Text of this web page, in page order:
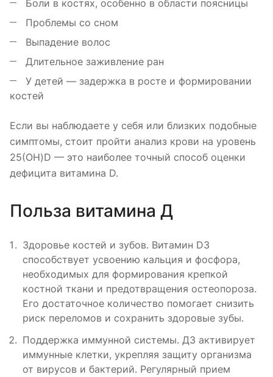
Боли в костях, особенно в области поясницы
Проблемы со сном
Выпадение волос
Длительное заживление ран
У детей — задержка в росте и формировании
костей
Если вы наблюдаете у себя или близких подобные
симптомы, стоит пройти анализ крови на уровень
25(OH)D — это наиболее точный способ оценки
дефицита витамина D.
Польза витамина Д
Здоровье костей и зубов. Витамин D3
способствует усвоению кальция и фосфора,
необходимых для формирования крепкой
костной ткани и предотвращения остеопороза.
Его достаточное количество помогает снизить
риск переломов и сохранить здоровые зубы.
Поддержка иммунной системы. Д3 активирует
иммунные клетки, укрепляя защиту организма
от вирусов и бактерий. Регулярный прием